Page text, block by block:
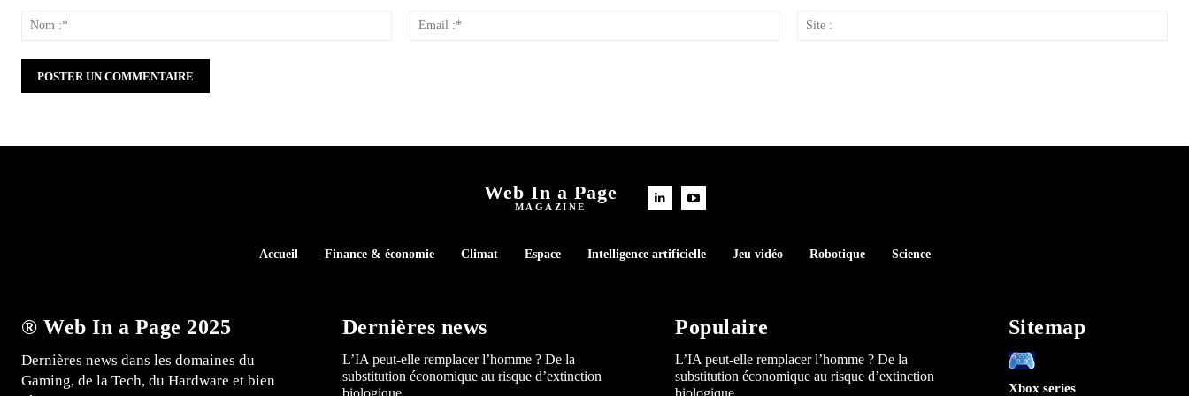
Email
Web In a Page
MAGAZINE
Accueil Finance & économie Climat Espace Intelligence artificielle Jeu vidéo Robotique Science
® Web In a Page 2025
Dernières news dans les domaines du
Gaming, de la Tech, du Hardware et bien
Dernières news
L’IA peut-elle remplacer l’homme ? De la
substitution économique au risque d’extinction
biologique
Populaire
L’IA peut-elle remplacer l’homme ? De la
substitution économique au risque d’extinction
biologique
Sitemap
Xbox series